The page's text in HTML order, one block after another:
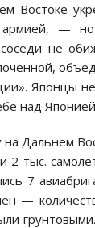
Востоке
армией, —
не
Японцы
над
Дальнем
2 тыс.
7
—